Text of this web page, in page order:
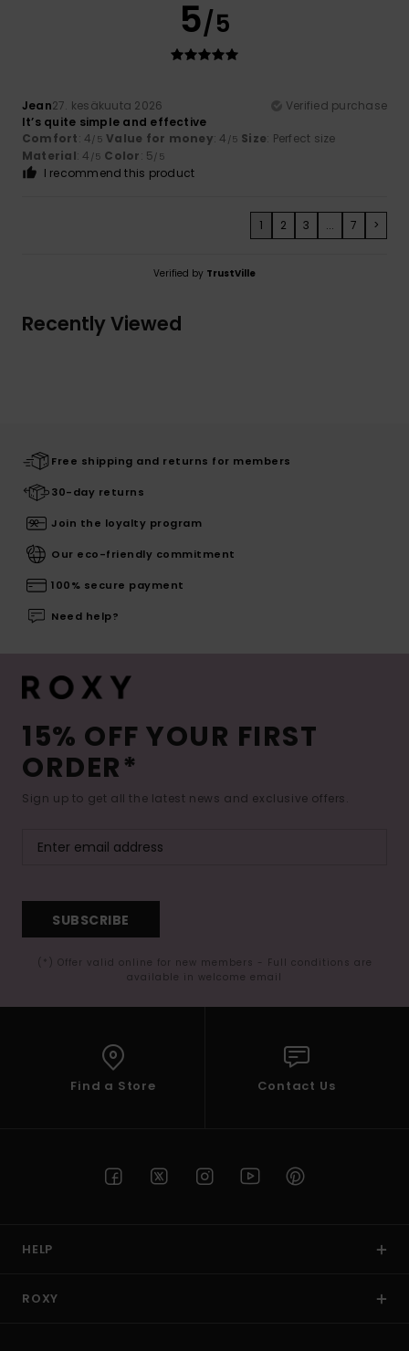
5/5
Jean27. kesäkuuta 2026
Verified purchase
It’s quite simple and effective
Comfort: 4/5 Value for money: 4 /5 Size: Perfect size
Material: 4 /5 Color: 5/5
I recommend this product
1 2 3 ... 7 >
Verified by TrustVille
Recently Viewed
Free shipping and returns for members
30-day returns
Join the loyalty program
Our eco-friendly commitment
100% secure payment
Need help?
15% OFF YOUR FIRST
ORDER*
Sign up to get all the latest news and exclusive offers.
SUBSCRIBE
(*) Offer valid online for new members - Full conditions are
available in welcome email
Find a Store Contact Us
HELP
ROXY